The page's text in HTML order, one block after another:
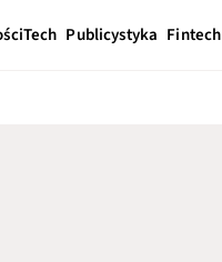
Tech Publicystyka Fintech